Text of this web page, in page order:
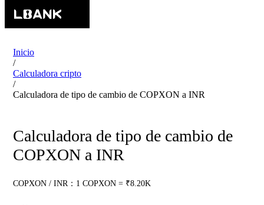
Inicio
/
Calculadora cripto
/
Calculadora de tipo de cambio de COPXON a INR
Calculadora de tipo de cambio de
COPXON a INR
COPXON / INR：1 COPXON = ₹8.20K